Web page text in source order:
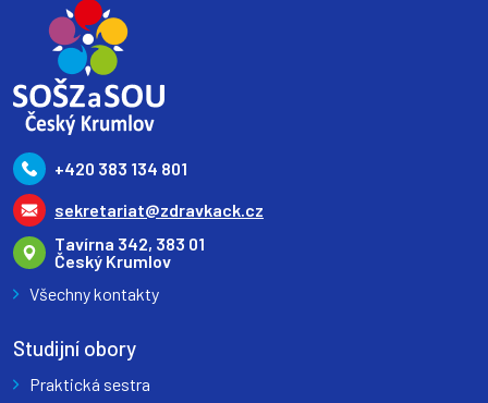
+420 383 134 801
sekretariat@zdravkack.cz
Tavírna 342, 383 01
Český Krumlov
Všechny kontakty
Studijní obory
Praktická sestra